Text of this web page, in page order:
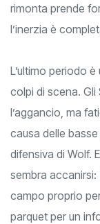
rimonta prende
l’inerzia è
L’ultimo periodo
colpi di scena.
l’aggancio, ma
causa delle
difensiva di Wolf.
sembra accanirsi:
campo proprio
parquet per un